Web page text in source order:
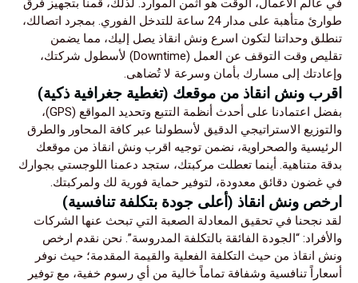
في عالم الأعمال، الوقت هو أثمن الموارد. لذلك، قمنا بتجهيز فرق
طوارئ متأهبة على مدار 24 ساعة للتدخل الفوري. بمجرد اتصالك،
تنطلق وحداتنا لتكون اسرع ونش انقاذ يصل إليك، مما يضمن
تقليص وقت التوقف عن العمل (Downtime) لأسطول شركتك،
وإعادتك إلى مسارك بأمان وسرعة لا تُضاهى.
اقرب ونش انقاذ من موقعك (تغطية جغرافية ذكية)
بفضل اعتمادنا على أحدث أنظمة التتبع وتحديد المواقع (GPS)،
والتوزيع الاستراتيجي الدقيق لأسطولنا عبر كافة المحاور والطرق
الرئيسية والصحراوية، نضمن توجيه اقرب ونش انقاذ من موقعك
بدقة متناهية. أينما تعطلت مركبتك، ستجد دعمنا اللوجستي بجوارك
في غضون دقائق معدودة، لتوفير حماية فورية لك ولمركبتك.
ارخص ونش انقاذ (أعلى جودة بتكلفة تنافسية)
لقد نجحنا في تحقيق المعادلة الصعبة التي تبحث عنها الشركات
والأفراد: “الجودة الفائقة بالتكلفة المدروسة”. نحن نقدم ارخص
ونش انقاذ من حيث التكلفة الفعلية والقيمة المقدمة؛ حيث نوفر
أسعاراً تنافسية وشفافة تماماً خالية من أي رسوم خفية، مع توفير